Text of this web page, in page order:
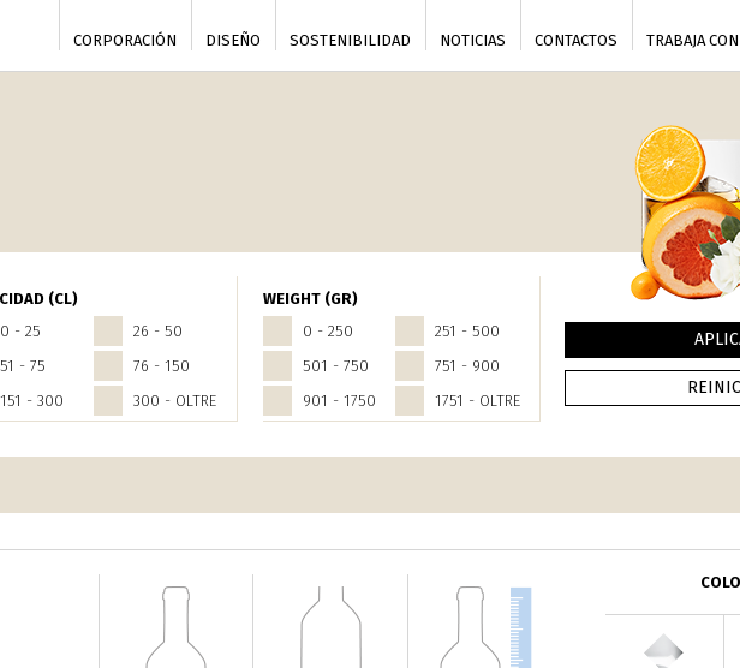
CORPORACIÓN DISEÑO SOSTENIBILIDAD NOTICIAS CONTACTOS TRABAJA
(CL)
0 - 25
26 - 50
51 - 75
76 - 150
151 - 300
300 - OLTRE
WEIGHT (GR)
0 - 250
251 - 500
501 - 750
751 - 900
901 - 1750
1751 - OLTRE